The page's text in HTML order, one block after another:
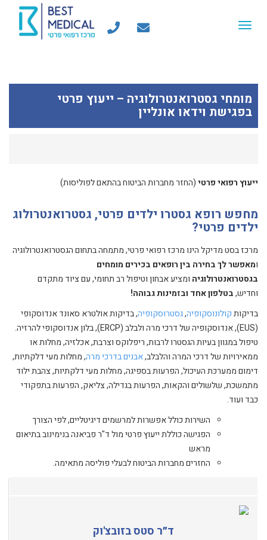
Toggle
מומחי גסטרואנטרולוגיה – ייעוץ פרטי
בפגישת וידאו אונליין
ייעוץ רפואי פרטי(החזר מחברות הביטוח בהתאם לפוליסות)
מחפש רופא גסטרו ילדים פרטי, גסטרואנטרולוג
ילדים פרטי?
מרכז בסט מדיקל הינו מרכז רפואי פרטי, מתמחה בתחום הגסטרואנטרולוגיה
ומאפשר לך בחירה בין רופאים בכירים מומחים
בגסטרואנטרולוגיה ומציע אבחון וטיפול רב תחומי, עם ציוד מתקדם
וחדיש,בטלפון אחד ובזמינות גבוהה!
בדיקותקולונוסקופיה,גסטרוסקופיה, בדיקות אולטרא סאונד אנדוסקופי
(EUS), אנדוסקופיה של דרכי מרה ולבלב (ERCP), בלון אנדוסקופי להרזיה.
טיפול במגוון בעיות הגסטרו לרבות, ריפלוקס וצרבת, אכלזיה, מחלות או
ממאירויות של דרכי המרה והלבלב,אבנים בדרכי מרה, מחלות מעי דלקתיות,
דימום ממערכת העיכול, הפרעות בספיגה, מחלות מעי דלקתיות, צהבת ילוד
מתמשכת, שלשולים והקאות, הפרעות בגדילה, צליאק, הפרעות בתפקודי
כבד ועוד.
השירות כולל אפשרות למרשמים דיגיטליים, לפי הצורך
הפגישה כוללת ייעוץ פרטי מול ד"ר פביאנה בנימינוב בתיאום
מראש
החזרים מחברות הביטוח לבעלי פוליסה מתאימה.
ד״ר סטס בזובצ'וק